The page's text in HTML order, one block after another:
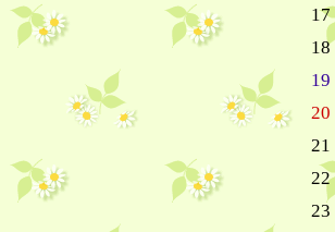
17
18
19
20
21
22
23